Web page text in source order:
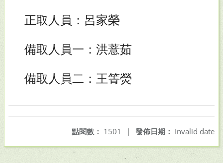
正取人員：呂家榮
備取人員一：洪薏茹
備取人員二：王箐熒
發佈日期： Invalid date
點閱數： 1501 |